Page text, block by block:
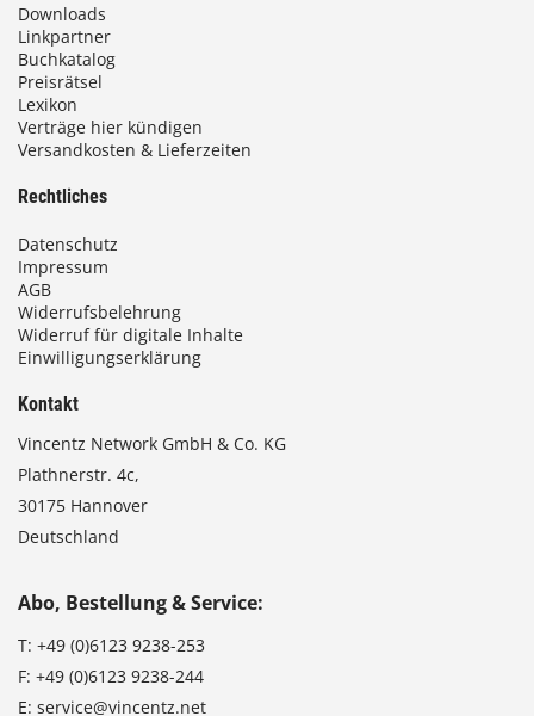
Downloads
Linkpartner
Buchkatalog
Preisrätsel
Lexikon
Verträge hier kündigen
Versandkosten & Lieferzeiten
Rechtliches
Datenschutz
Impressum
AGB
Widerrufsbelehrung
Widerruf für digitale Inhalte
Einwilligungserklärung
Kontakt
Vincentz Network GmbH & Co. KG
Plathnerstr. 4c,
30175 Hannover
Deutschland
Abo, Bestellung & Service:
T: +49 (0)6123 9238-253
F: +49 (0)6123 9238-244
E: service@vincentz.net